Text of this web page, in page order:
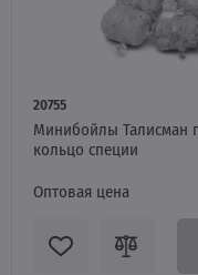
20755
Минибойлы Талисман
кольцо специи
Оптовая цена